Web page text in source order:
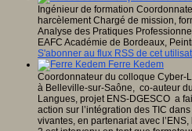
Ingénieur de formation
harcèlement Chargé de mission,
Analyse des Pratiques
EAFC Académie de Bordeaux,
S'abonner au flux RSS de cet
Ferre Kedem
Coordonnateur du colloque Cyber-
à Belleville-sur-Saône, co-auteur
Langues, projet ENS-DGESCO a
action sur l’intégration des TIC
vivantes, en partenariat avec l’ENS,